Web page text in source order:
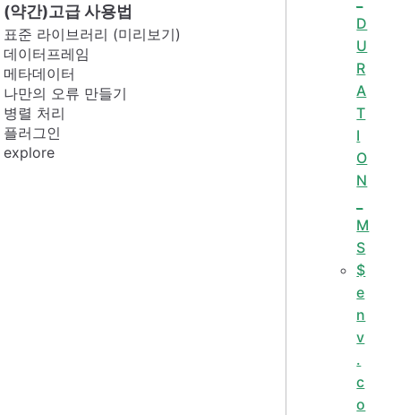
(약간)고급 사용법
표준 라이브러리 (미리보기)
데이터프레임
메타데이터
나만의 오류 만들기
병렬 처리
플러그인
explore
D
U
R
A
T
I
O
N
M
S
$
e
n
v
.
c
o